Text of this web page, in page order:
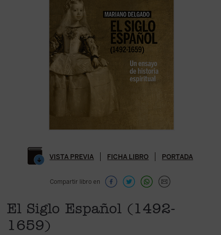
VISTA PREVIA FICHA LIBRO PORTADA
Compartir libro en
El Siglo Español (1492-
1659)